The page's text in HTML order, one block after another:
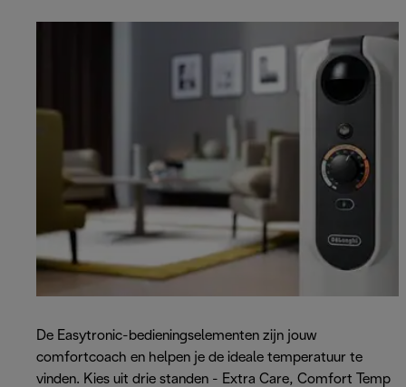
De Easytronic-bedieningselementen zijn jouw
comfortcoach en helpen je de ideale temperatuur te
vinden. Kies uit drie standen - Extra Care, Comfort Temp